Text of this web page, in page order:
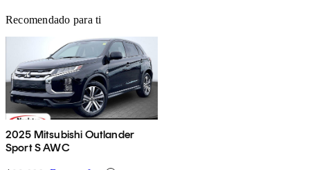
Recomendado para ti
2025 Mitsubishi Outlander
Sport S AWC